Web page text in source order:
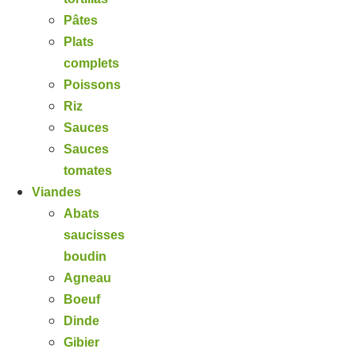
Pâtes
Plats
complets
Poissons
Riz
Sauces
Sauces
tomates
Viandes
Abats
saucisses
boudin
Agneau
Boeuf
Dinde
Gibier